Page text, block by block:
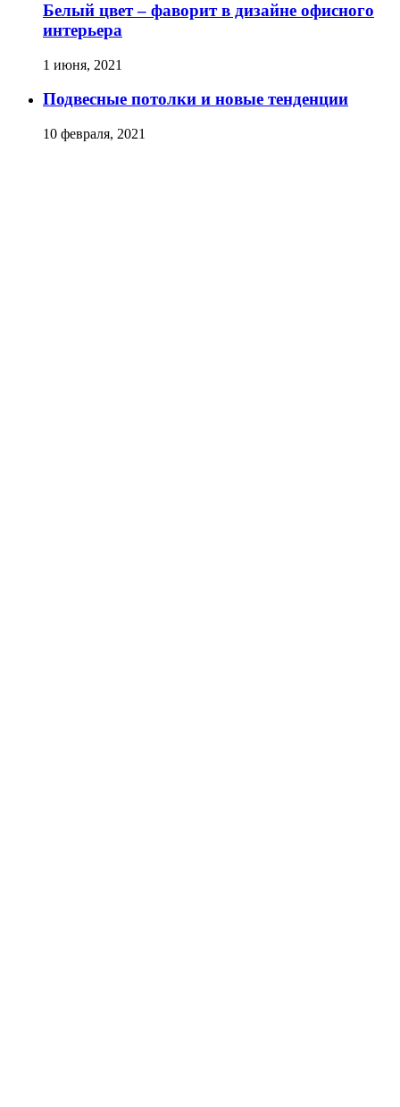
Белый цвет – фаворит в дизайне офисного
интерьера
1 июня, 2021
Подвесные потолки и новые тенденции
10 февраля, 2021